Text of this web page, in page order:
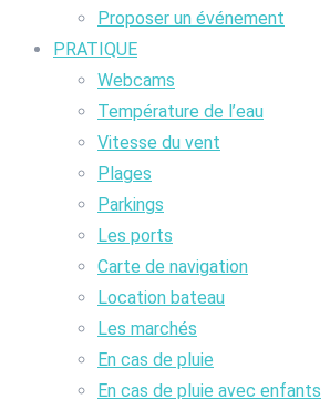
Proposer un événement
PRATIQUE
Webcams
Température de l’eau
Vitesse du vent
Plages
Parkings
Les ports
Carte de navigation
Location bateau
Les marchés
En cas de pluie
En cas de pluie avec enfants